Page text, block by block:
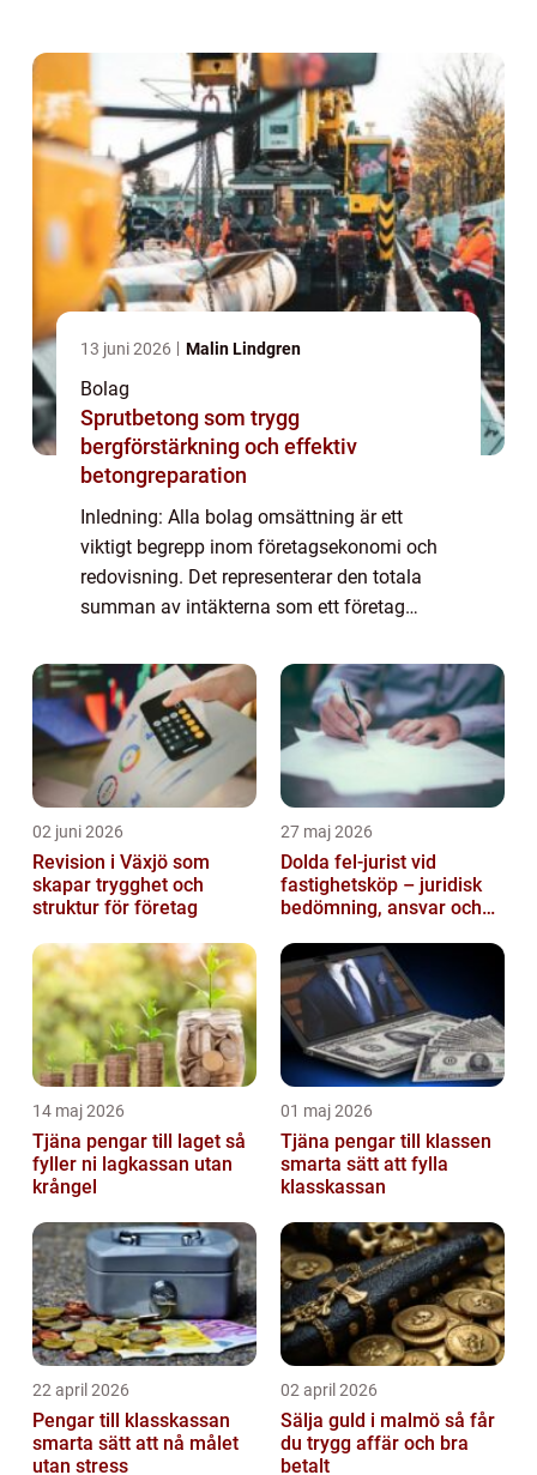
13 juni 2026 Malin Lindgren
Bolag
Sprutbetong som trygg
bergförstärkning och effektiv
betongreparation
Inledning: Alla bolag omsättning är ett
viktigt begrepp inom företagsekonomi och
redovisning. Det representerar den totala
summan av intäkterna som ett företag
artikel kommer vi att utforska konceptet alla
...
02 juni 2026
Revision i Växjö som
skapar trygghet och
struktur för företag
27 maj 2026
Dolda fel-jurist vid
fastighetsköp – juridisk
bedömning, ansvar och
tvister...
14 maj 2026
Tjäna pengar till laget så
fyller ni lagkassan utan
krångel
01 maj 2026
Tjäna pengar till klassen
smarta sätt att fylla
klasskassan
22 april 2026
Pengar till klasskassan
smarta sätt att nå målet
utan stress
02 april 2026
Sälja guld i malmö så får
du trygg affär och bra
betalt